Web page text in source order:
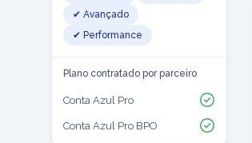
✔ Avançado
✔ Performance
Plano contratado por parceiro
Conta Azul Pro
Conta Azul Pro BPO